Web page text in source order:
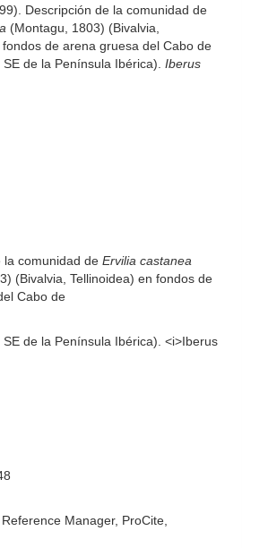
Descripción de la comunidad de
(Montagu, 1803) (Bivalvia,
de arena gruesa del Cabo de
de la Península Ibérica). Iberus
la comunidad de Ervilia castanea
(Bivalvia, Tellinoidea) en fondos de
Cabo de
de la Península Ibérica). <i>Iberus
Manager, ProCite,